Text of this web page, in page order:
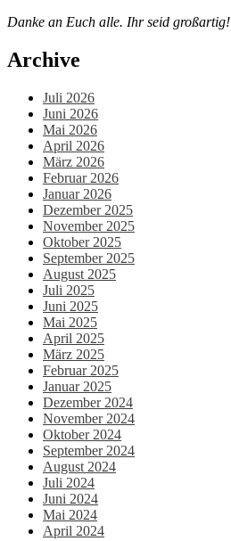
Danke an Euch alle. Ihr seid großartig!
Archive
Juli 2026
Juni 2026
Mai 2026
April 2026
März 2026
Februar 2026
Januar 2026
Dezember 2025
November 2025
Oktober 2025
September 2025
August 2025
Juli 2025
Juni 2025
Mai 2025
April 2025
März 2025
Februar 2025
Januar 2025
Dezember 2024
November 2024
Oktober 2024
September 2024
August 2024
Juli 2024
Juni 2024
Mai 2024
April 2024